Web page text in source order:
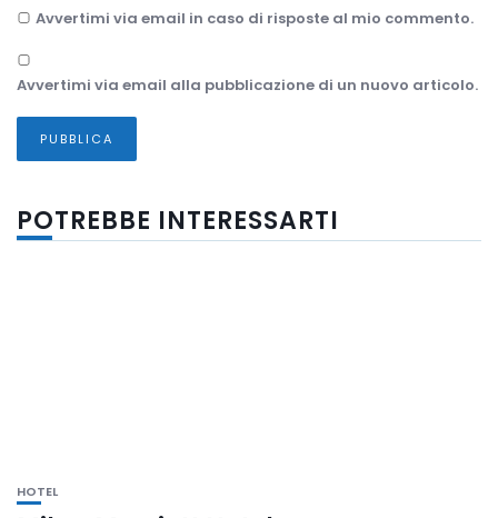
Avvertimi via email in caso di risposte al mio commento.
Avvertimi via email alla pubblicazione di un nuovo articolo.
POTREBBE INTERESSARTI
HOTEL